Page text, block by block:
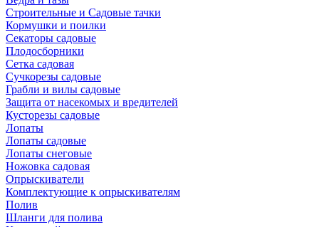
Строительные и Садовые тачки
Кормушки и поилки
Секаторы садовые
Плодосборники
Сетка садовая
Сучкорезы садовые
Грабли и вилы садовые
Защита от насекомых и вредителей
Кусторезы садовые
Лопаты
Лопаты садовые
Лопаты снеговые
Ножовка садовая
Опрыскиватели
Комплектующие к опрыскивателям
Полив
Шланги для полива